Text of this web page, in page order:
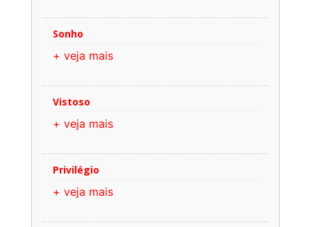
Sonho
+ veja mais
Vistoso
+ veja mais
Privilégio
+ veja mais